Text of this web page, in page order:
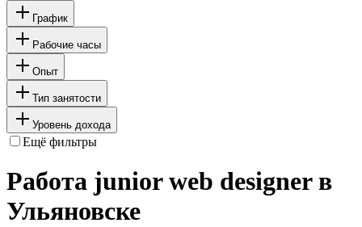
График
Рабочие часы
Опыт
Тип занятости
Уровень дохода
Ещё фильтры
Работа junior web designer в
Ульяновске